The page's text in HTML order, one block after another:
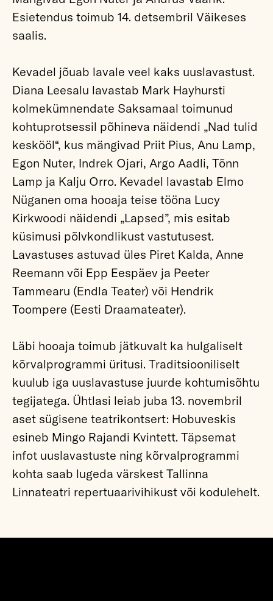
Esietendus toimub 14. detsembril Väikeses
saalis.
Kevadel jõuab lavale veel kaks uuslavastust.
Diana Leesalu lavastab Mark Hayhursti
kolmekümnendate Saksamaal toimunud
kohtuprotsessil põhineva näidendi „Nad tulid
keskööl“, kus mängivad Priit Pius, Anu Lamp,
Egon Nuter, Indrek Ojari, Argo Aadli, Tõnn
Lamp ja Kalju Orro. Kevadel lavastab Elmo
Nüganen oma hooaja teise tööna Lucy
Kirkwoodi näidendi „Lapsed”, mis esitab
küsimusi põlvkondlikust vastutusest.
Lavastuses astuvad üles Piret Kalda, Anne
Reemann või Epp Eespäev ja Peeter
Tammearu (Endla Teater) või Hendrik
Toompere (Eesti Draamateater).
Läbi hooaja toimub jätkuvalt ka hulgaliselt
kõrvalprogrammi üritusi. Traditsiooniliselt
kuulub iga uuslavastuse juurde kohtumisõhtu
tegijatega. Ühtlasi leiab juba 13. novembril
aset sügisene teatrikontsert: Hobuveskis
esineb Mingo Rajandi Kvintett. Täpsemat
infot uuslavastuste ning kõrvalprogrammi
kohta saab lugeda värskest Tallinna
Linnateatri repertuaarivihikust või kodulehelt.